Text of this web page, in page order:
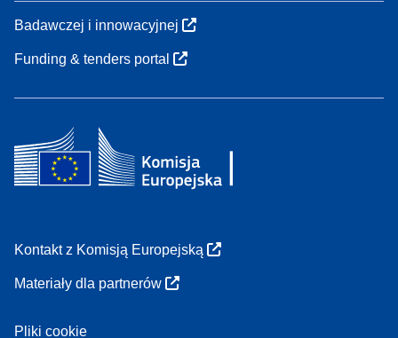
Badawczej i innowacyjnej
Funding & tenders portal
Kontakt z Komisją Europejską
Materiały dla partnerów
Pliki cookie